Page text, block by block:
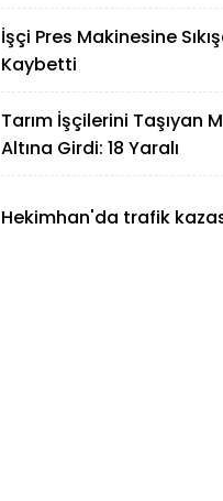
İşçi Pres Makinesine
Kaybetti
Tarım İşçilerini Taşıyan
Altına Girdi: 18 Yaralı
Hekimhan'da trafik